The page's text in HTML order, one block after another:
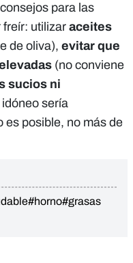
para las
freír: utilizar aceites
de oliva), evitar que
(no conviene
sucios ni
sería
es posible, no más de
#horno#grasas